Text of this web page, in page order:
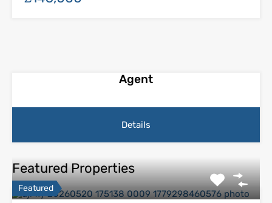
Agent
Details
Featured Properties
Featured